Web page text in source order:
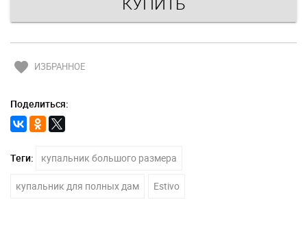
favorite ИЗБРАННОЕ
Поделиться:
Теги: купальник большого размера
купальник для полных дам Estivo